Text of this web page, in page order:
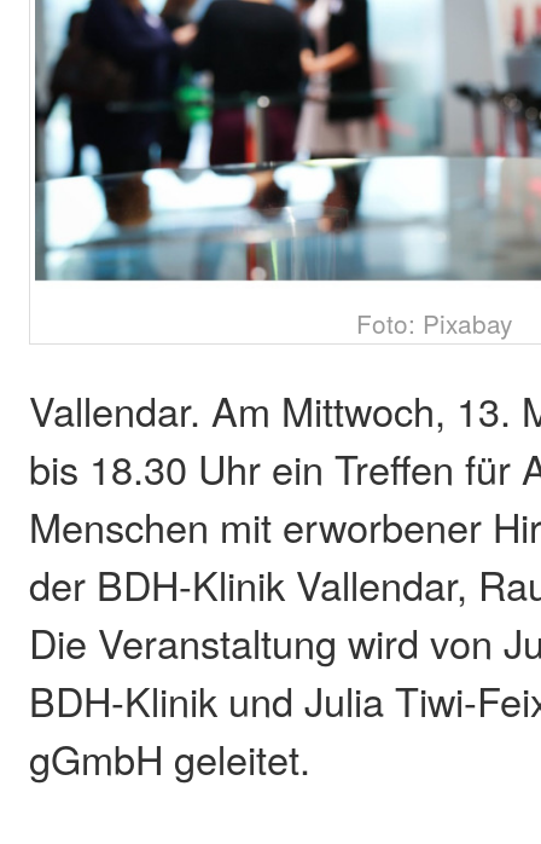
Foto: Pixabay
Vallendar. Am Mittwoch, 13.
bis 18.30 Uhr ein Treffen für
Menschen mit erworbener
der BDH-Klinik Vallendar,
Die Veranstaltung wird von
BDH-Klinik und Julia Tiwi-
gGmbH geleitet.